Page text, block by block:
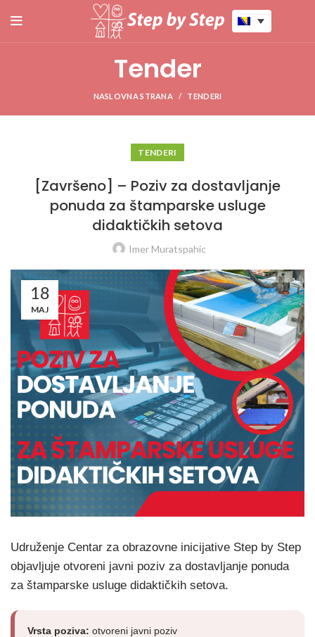
Tender
NASLOVNA STRANA TENDERI
TENDERI
[Završeno] – Poziv za dostavljanje
ponuda za štamparske usluge
didaktičkih setova
Imer Muratspahic
18
MAJ
Udruženje Centar za obrazovne inicijative Step by Step
objavljuje otvoreni javni poziv za dostavljanje ponuda
za štamparske usluge didaktičkih setova.
Vrsta poziva: otvoreni javni poziv